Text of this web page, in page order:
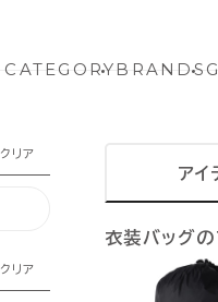
CATEGORYBRANDS
クリア
クリア
アイ
衣装バッグの